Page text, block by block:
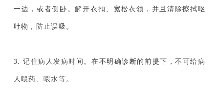
一边，或者侧卧。解开衣扣、宽松衣领，并且清除擦拭呕
吐物，防止误吸。
3. 记住病人发病时间。在不明确诊断的前提下，不可给病
人喂药、喂水等。